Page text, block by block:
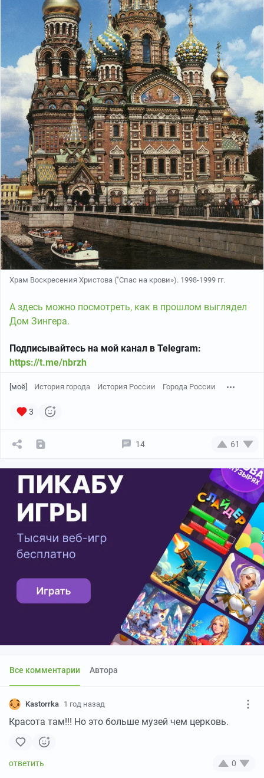
Храм Воскресения Христова ("Спас на крови»). 1998-1999 гг.
А здесь можно посмотреть, как в прошлом выглядел
Дом Зингера.
Подписывайтесь на мой канал в Telegram:
https://t.me/nbrzh
[моё] История города История России Города России
3
14 61
Все комментарии Автора
Kastorrka 1 год назад
Красота там!!! Но это больше музей чем церковь.
0